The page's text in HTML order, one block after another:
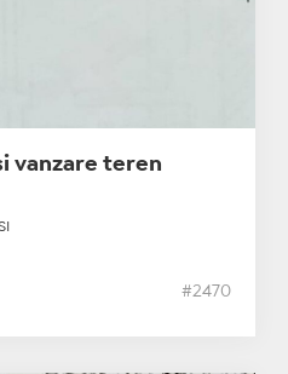
vanzare teren
#2470